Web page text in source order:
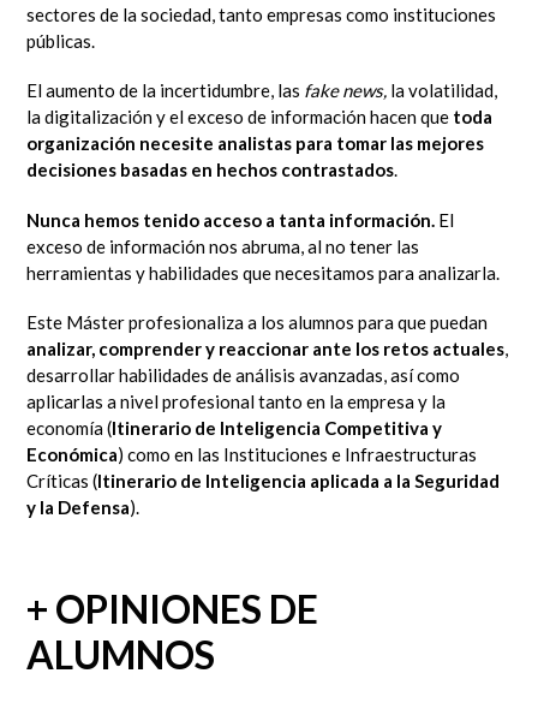
sectores de la sociedad, tanto empresas como instituciones
públicas.
El aumento de la incertidumbre, las fake news, la volatilidad,
la digitalización y el exceso de información hacen que toda
organización necesite analistas para tomar las mejores
decisiones basadas en hechos contrastados.
Nunca hemos tenido acceso a tanta información. El
exceso de información nos abruma, al no tener las
herramientas y habilidades que necesitamos para analizarla.
Este Máster profesionaliza a los alumnos para que puedan
analizar, comprender y reaccionar ante los retos actuales,
desarrollar habilidades de análisis avanzadas, así como
aplicarlas a nivel profesional tanto en la empresa y la
economía (Itinerario de Inteligencia Competitiva y
Económica) como en las Instituciones e Infraestructuras
Críticas (Itinerario de Inteligencia aplicada a la Seguridad
y la Defensa).
+ OPINIONES DE
ALUMNOS